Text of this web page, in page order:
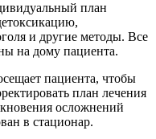
план
и другие методы. Все
на дому пациента.
пациента, чтобы
план лечения
осложнений
в стационар.